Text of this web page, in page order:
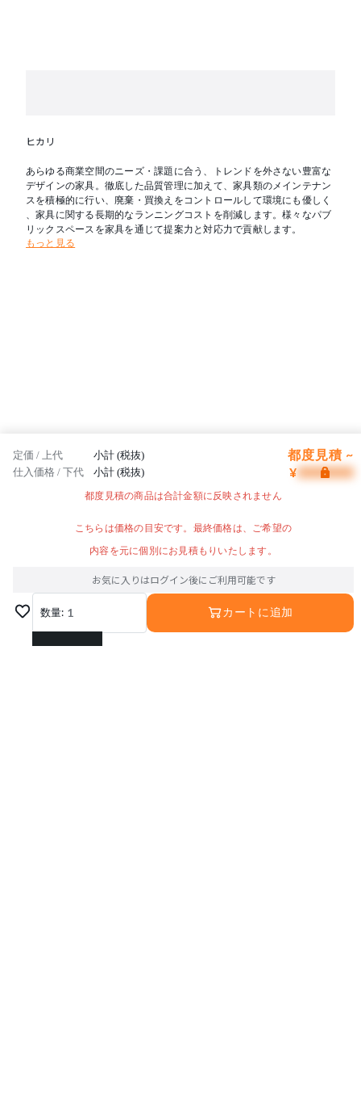
ヒカリ
あらゆる商業空間のニーズ・課題に合う、トレンドを外さない豊富な
デザインの家具。徹底した品質管理に加えて、家具類のメインテナン
スを積極的に行い、廃棄・買換えをコントロールして環境にも優しく
、家具に関する長期的なランニングコストを削減します。様々なパブ
リックスペースを家具を通じて提案力と対応力で貢献します。
もっと見る
定価 / 上代 小計 (税抜) 都度見積 ~
仕入価格 / 下代 小計 (税抜) ¥
都度見積の商品は合計金額に反映されません
こちらは価格の目安です。最終価格は、ご希望の
内容を元に個別にお見積もりいたします。
お気に入りはログイン後にご利用可能です
数量: 1
1
カートに追加